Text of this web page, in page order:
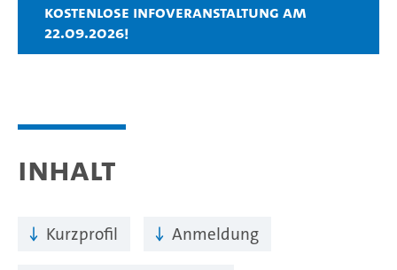
Kostenlose Infoveranstaltung am
22.09.2026!
Inhalt
Kurzprofil Anmeldung